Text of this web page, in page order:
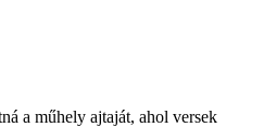
a műhely ajtaját, ahol versek